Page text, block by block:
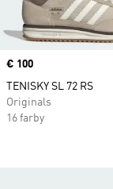
Price
€ 100
TENISKY SL 72 RS
Originals
16 farby